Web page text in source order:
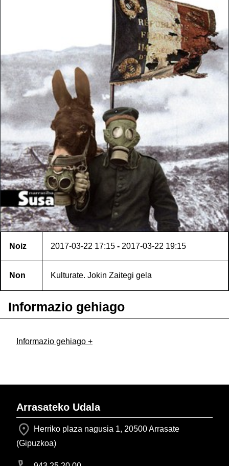
Noiz 2017-03-22 17:15 - 2017-03-22 19:15
Non Kulturate. Jokin Zaitegi gela
Informazio gehiago
Informazio gehiago +
Arrasateko Udala
Herriko plaza nagusia 1, 20500 Arrasate
(Gipuzkoa)